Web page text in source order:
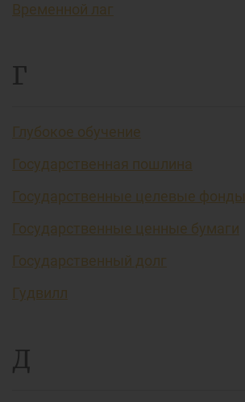
Временной лаг
Г
Глубокое обучение
Государственная пошлина
Государственные целевые фонды
Государственные ценные бумаги
Государственный долг
Гудвилл
Д